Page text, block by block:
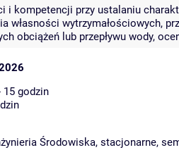
i kompetencji przy ustalaniu
własności wytrzymałościowych,
obciążeń lub przepływu wody,
15 godzin
Środowiska, stacjonarne,